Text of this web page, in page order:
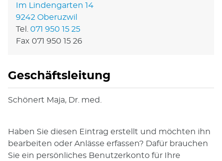
Im Lindengarten 14
9242 Oberuzwil
Tel. 071 950 15 25
Fax 071 950 15 26
Geschäftsleitung
Schönert Maja, Dr. med.
Haben Sie diesen Eintrag erstellt und möchten ihn
bearbeiten oder Anlässe erfassen? Dafür brauchen
Sie ein persönliches Benutzerkonto für Ihre